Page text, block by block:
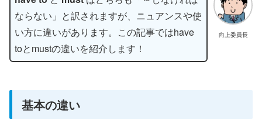
向上委員長
ならない」と訳されますが、ニュアンスや使
い方に違いがあります。この記事ではhave
toとmustの違いを紹介します！
基本の違い